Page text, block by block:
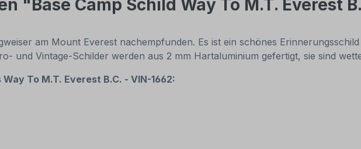
"Base Camp Schild Way To M.T. Everest
am Mount Everest nachempfunden. Es ist ein schönes
und Vintage-Schilder werden aus 2 mm Hartaluminium gefertigt, sie sind
Way To M.T. Everest B.C. - VIN-1662: